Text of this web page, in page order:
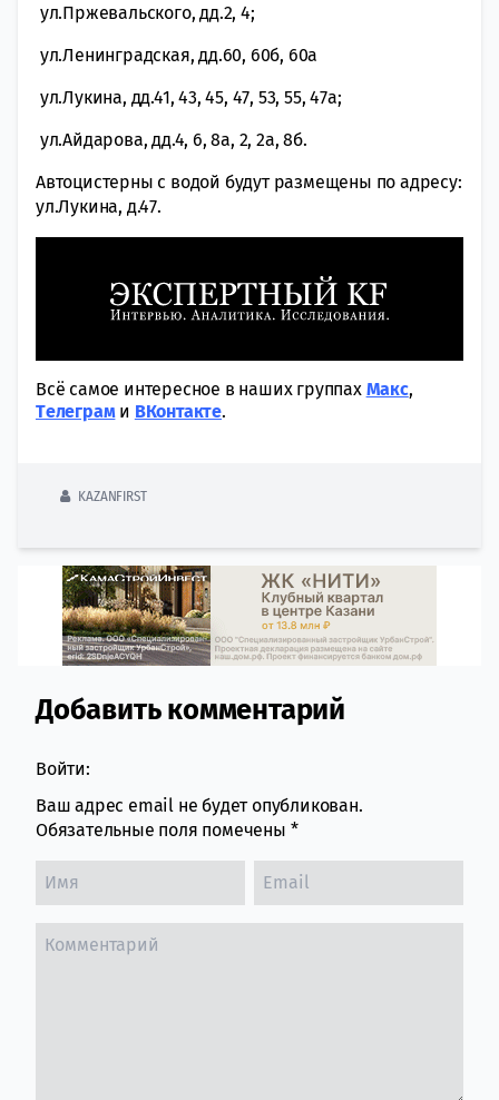
ул.Пржевальского, дд.2, 4;
ул.Ленинградская, дд.60, 60б, 60а
ул.Лукина, дд.41, 43, 45, 47, 53, 55, 47а;
ул.Айдарова, дд.4, 6, 8а, 2, 2а, 8б.
Автоцистерны с водой будут размещены по адресу:
ул.Лукина, д.47.
Всё самое интересное в наших группах Макс,
Tелеграми ВКонтакте.
KAZANFIRST
Comment section
Добавить комментарий
Войти:
Ваш адрес email не будет опубликован.
Обязательные поля помечены *